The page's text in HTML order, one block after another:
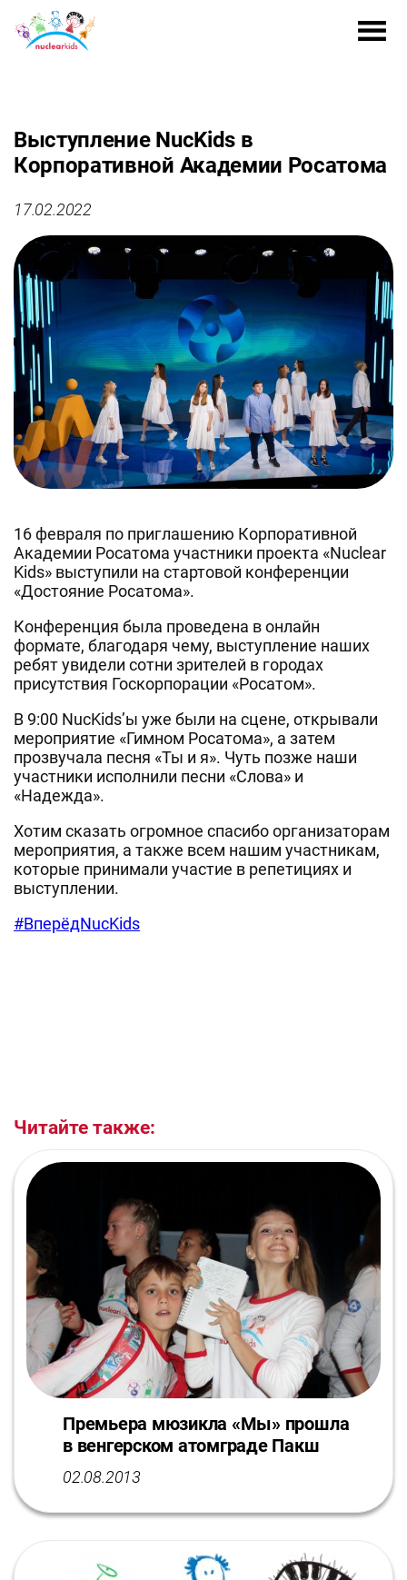
Выступление NucKids в
Корпоративной Академии Росатома
17.02.2022
16 февраля по приглашению Корпоративной
Академии Росатома участники проекта «Nuclear
Kids» выступили на стартовой конференции
«Достояние Росатома».
Конференция была проведена в онлайн
формате, благодаря чему, выступление наших
ребят увидели сотни зрителей в городах
присутствия Госкорпорации «Росатом».
В 9:00 NucKids’ы уже были на сцене, открывали
мероприятие «Гимном Росатома», а затем
прозвучала песня «Ты и я». Чуть позже наши
участники исполнили песни «Слова» и
«Надежда».
Хотим сказать огромное спасибо организаторам
мероприятия, а также всем нашим участникам,
которые принимали участие в репетициях и
выступлении.
#ВперёдNucKids
Читайте также:
Премьера мюзикла «Мы» прошла
в венгерском атомграде Пакш
02.08.2013